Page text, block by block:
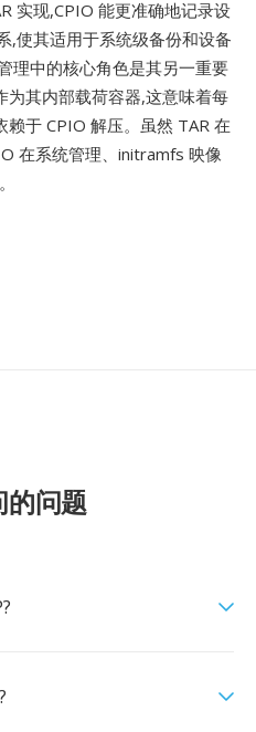
实现,CPIO 能更准确地记录设
,使其适用于系统级备份和设备
理中的核心角色是其另一重要
为其内部载荷容器,这意味着每
于 CPIO 解压。虽然 TAR 在
在系统管理、initramfs 映像
的问题